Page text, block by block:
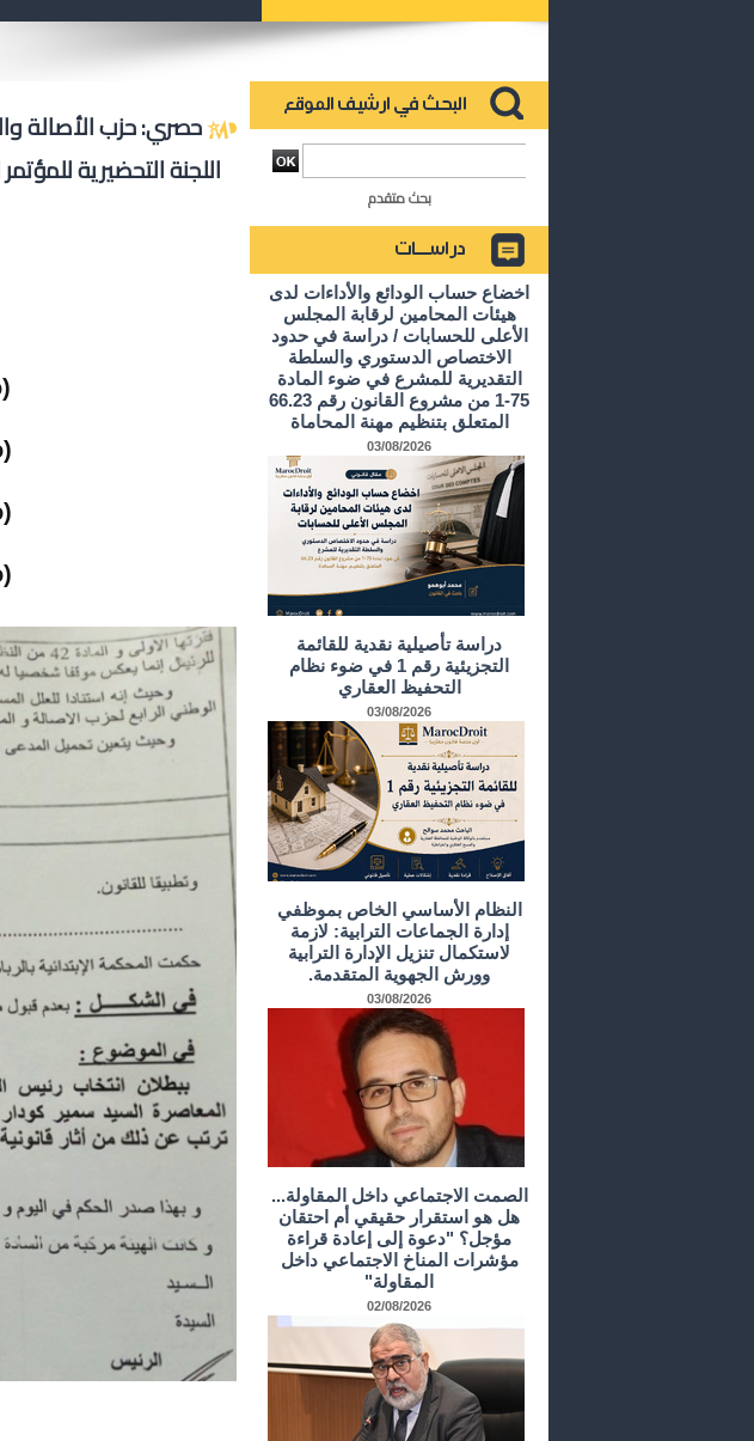
حصري: حزب الأصالة
اللجنة التحضيرية
بحث متقدم
اخضاع حساب الودائع والأداءات لدى
هيئات المحامين لرقابة المجلس
الأعلى للحسابات / دراسة في حدود
الاختصاص الدستوري والسلطة
التقديرية للمشرع في ضوء المادة
75-1 من مشروع القانون رقم 66.23
المتعلق بتنظيم مهنة المحاماة
03/08/2026
دراسة تأصيلية نقدية للقائمة
التجزيئية رقم 1 في ضوء نظام
التحفيظ العقاري
03/08/2026
النظام الأساسي الخاص بموظفي
إدارة الجماعات الترابية: لازمة
لاستكمال تنزيل الإدارة الترابية
وورش الجهوية المتقدمة.
03/08/2026
الصمت الاجتماعي داخل المقاولة...
هل هو استقرار حقيقي أم احتقان
مؤجل؟ "دعوة إلى إعادة قراءة
مؤشرات المناخ الاجتماعي داخل
المقاولة"
02/08/2026